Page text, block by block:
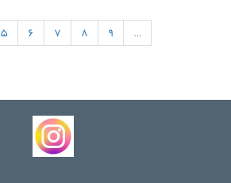
سر
پمپ
فرمان
۵ ۶ ۷ ۸ ۹
…